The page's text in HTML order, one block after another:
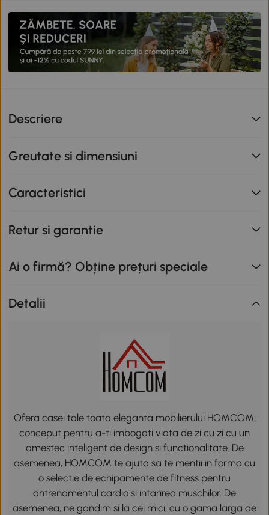
Descriere
Greutate si dimensiuni
Caracteristici
Retur si garantie
Ai o firmă? Obține prețuri speciale
Detalii
Ofera casei tale toata eleganta mobilierului HOMCOM,
conceput pentru a-ti imbogati viata de zi cu zi cu un
amestec inteligent de design si functionalitate. De
asemenea, HOMCOM te ajuta sa te mentii in forma cu
o selectie de echipamente de fitness pentru
antrenamentul cardio si intarirea muschilor. De
asemenea, ne gandim si la cei mici, cu o gama larga de